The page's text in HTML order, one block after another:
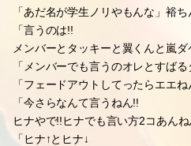
海外行ってレストランで『オススメ
英語で言いたくても分からなかった
調べたら『レコメンド』Σ(￣◇￣
「オレ何年レコメン!やってんねん
ショック受けた裕ちんヾ(・ε・。)
前にレコメン!で言ってたね(*≧m≦*)笑